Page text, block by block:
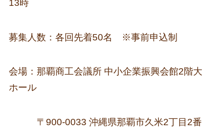
13時
募集人数：各回先着50名 ※事前申込制
会場：那覇商工会議所 中小企業振興会館2階大
ホール
〒900-0033 沖縄県那覇市久米2丁目2番